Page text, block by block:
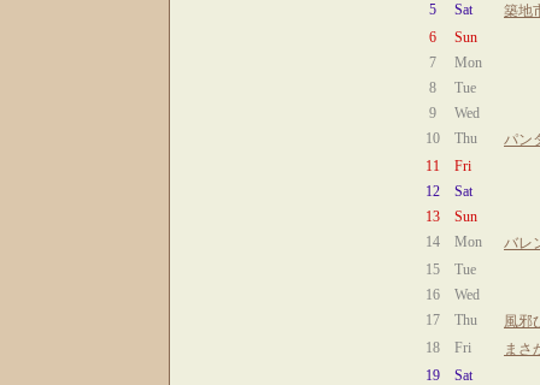
5
Sat
築地
6
Sun
7
Mon
8
Tue
9
Wed
10
Thu
パン
11
Fri
12
Sat
13
Sun
14
Mon
バレ
15
Tue
16
Wed
17
Thu
風邪
18
Fri
まさ
19
Sat